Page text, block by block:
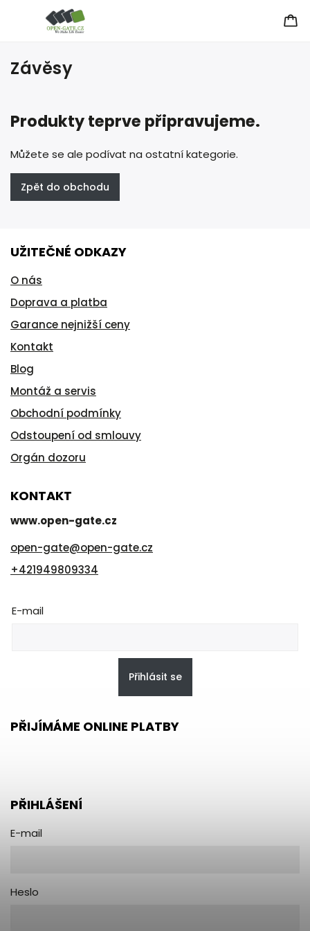
Závěsy
Produkty teprve připravujeme.
Můžete se ale podívat na ostatní kategorie.
Zpět do obchodu
UŽITEČNÉ ODKAZY
O nás
Doprava a platba
Garance nejnižší ceny
Kontakt
Blog
Montáž a servis
Obchodní podmínky
Odstoupení od smlouvy
Orgán dozoru
KONTAKT
www.open-gate.cz
open-gate@open-gate.cz
+421949809334
E-mail
Přihlásit se
PŘIJÍMÁME ONLINE PLATBY
PŘIHLÁŠENÍ
E-mail
Heslo